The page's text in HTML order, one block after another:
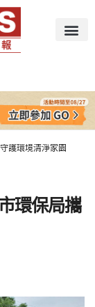
護環境清淨家園
環保局攜